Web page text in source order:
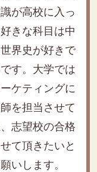
が高校に入っ
きな科目は中
界史が好きで
す。大学では
ケティングに
を担当させて
志望校の合格
て頂きたいと
いします。